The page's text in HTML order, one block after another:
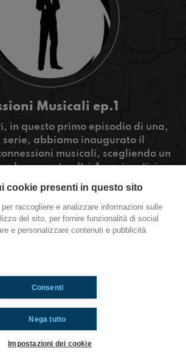
Musicali ep.1
in questo primo episodio di una,
serie, abbiamo inaugurato il
musicali, scegliendo un
a questo altri 4 per i motivi
redattore Lys, che è bloccato in
che non lo lasciano uscire.
cookie presenti in questo sito
raccogliere e analizzare informazioni sulle
del sito, per fornire funzionalità di social
e personalizzare contenuti e pubblicità
Nega tutto
Consenti
Impostazioni dei cookie